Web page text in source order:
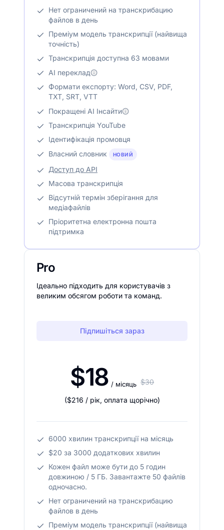
Нет ограничений на транскрибацию
файлов в день
Преміум модель транскрипції (найвища
точність)
Транскрипція доступна 63 мовами
AI переклад
Формати експорту: Word, CSV, PDF,
TXT, SRT, VTT
Покращені AI Інсайти
Транскрипція YouTube
Ідентифікація промовця
Власний словник
НОВИЙ
Доступ до API
Масова транскрипція
Відсутній термін зберігання для
медіафайлів
Пріоритетна електронна пошта
підтримка
Pro
Ідеально підходить для користувачів з
великим обсягом роботи та команд.
Підпишіться зараз
$18 / місяць $30
($216 / рік, оплата щорічно)
6000 хвилин транскрипції на місяць
$20 за 3000 додаткових хвилин
Кожен файл може бути до 5 годин
довжиною / 5 ГБ. Завантажте 50 файлів
одночасно.
Нет ограничений на транскрибацию
файлов в день
Преміум модель транскрипції (найвища